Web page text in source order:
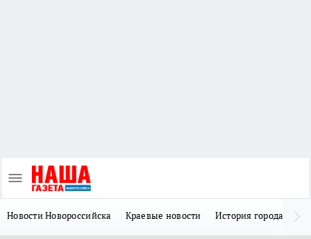
Новости Новороссийска Краевые новости История города Н